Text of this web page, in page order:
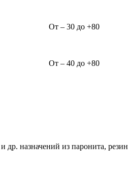
От – 30 до +80
От – 40 до +80
др. назначений из паронита,